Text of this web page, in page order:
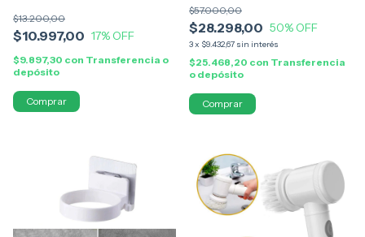
$10.997,00
$13.200,00
17% OFF
$9.897,30 con Transferencia o
depósito
$28.298,00
$57.000,00
50% OFF
3x $9.432,67 sin interés
$25.468,20 con Transferencia
o depósito